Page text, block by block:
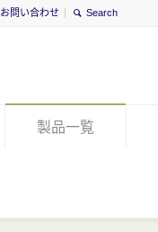
お問い合わせ
製品一覧